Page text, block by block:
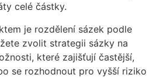
celé částky.
je rozdělení sázek podle
zvolit strategii sázky na
které zajišťují častější,
se rozhodnout pro vyšší riziko